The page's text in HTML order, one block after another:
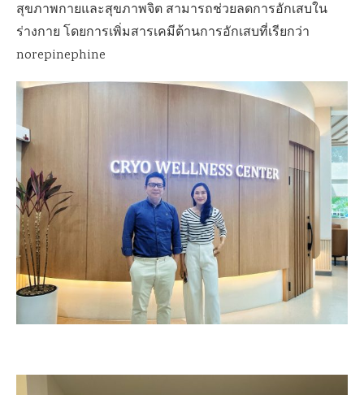
สุขภาพกายและสุขภาพจิต สามารถช่วยลดการอักเสบใน
ร่างกาย โดยการเพิ่มสารเคมีต้านการอักเสบที่เรียกว่า
norepinephine